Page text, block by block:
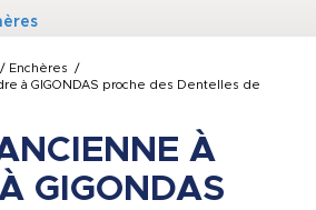
/ Enchères
/
à GIGONDAS proche des Dentelles de
À
GIGONDAS